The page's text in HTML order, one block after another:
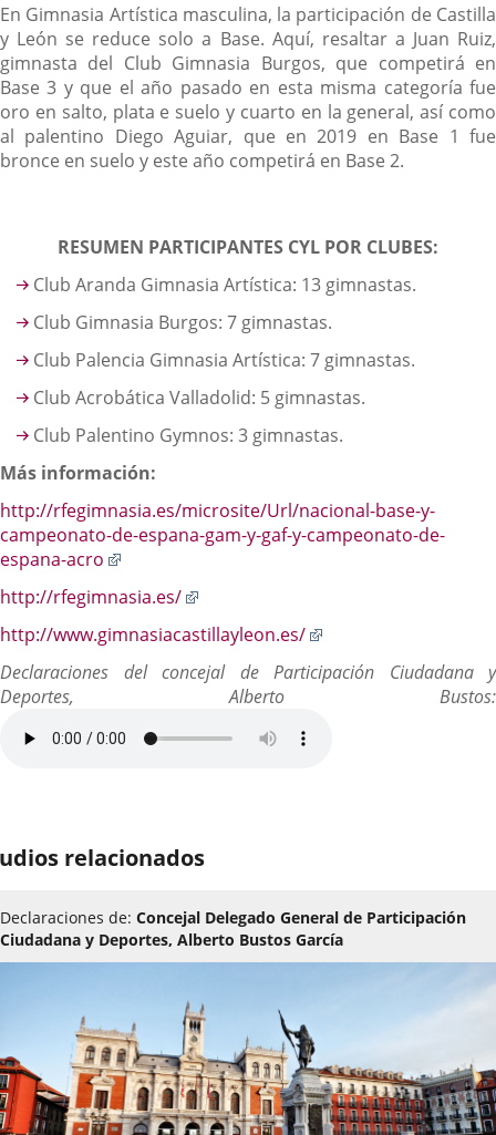
En Gimnasia Artística masculina, la participación de Castilla
y León se reduce solo a Base. Aquí, resaltar a Juan Ruiz,
gimnasta del Club Gimnasia Burgos, que competirá en
Base 3 y que el año pasado en esta misma categoría fue
oro en salto, plata e suelo y cuarto en la general, así como
al palentino Diego Aguiar, que en 2019 en Base 1 fue
bronce en suelo y este año competirá en Base 2.
RESUMEN PARTICIPANTES CYL POR CLUBES:
Club Aranda Gimnasia Artística: 13 gimnastas.
Club Gimnasia Burgos: 7 gimnastas.
Club Palencia Gimnasia Artística: 7 gimnastas.
Club Acrobática Valladolid: 5 gimnastas.
Club Palentino Gymnos: 3 gimnastas.
Más información:
http://rfegimnasia.es/microsite/Url/nacional-base-y-
campeonato-de-espana-gam-y-gaf-y-campeonato-de-
espana-acro
una
aplicación
http://rfegimnasia.es/
una
aplicación
externa.
http://www.gimnasiacastillayleon.es/
una
Declaraciones del concejal de Participación Ciudadana y
Deportes, Alberto Bustos:
relacionados
Declaraciones de: Concejal Delegado General de Participación
Ciudadana y Deportes, Alberto Bustos García